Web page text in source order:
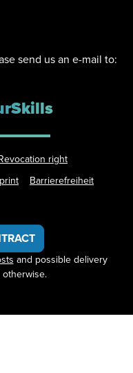
send us an e-mail to:
right
Barrierefreiheit
and possible delivery